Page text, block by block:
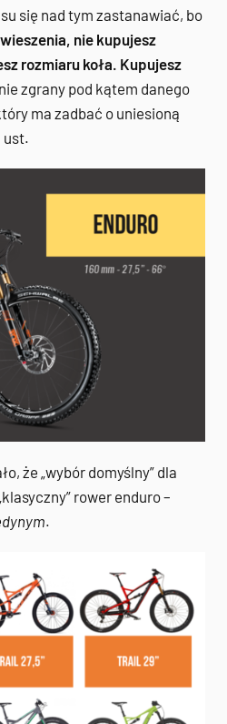
się nad tym zastanawiać, bo
nie kupujesz
rozmiaru koła. Kupujesz
zgrany pod kątem danego
ma zadbać o uniesioną
ust.
że „wybór domyślny” dla
rower enduro –
.